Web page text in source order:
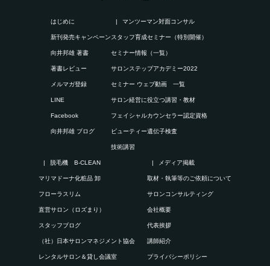
はじめに
新刊発売キャンペーン
向井邦雄 著書
著書レビュー
メルマガ登録
LINE
Facebook
向井邦雄 ブログ
マンツーマン対面コンサル
スタッフ育成セミナー（特別開催）
セミナー情報（一覧）
サロンステップアカデミー2022
セミナー ウェブ動画 一覧
サロン経営に役立つ講習・教材
フェイシャルカウンセラー認定資格
ビューティー遺伝子検査
技術講習
脱毛機 B-CLEAN
マリマドーナ化粧品 卸
フローラスリム
直営サロン（ロズまり）
スタッフブログ
（社）日本サロンマネジメント協会
レンタルサロン＆貸し会議室
メディア掲載
取材・執筆等のご依頼について
サロンコンサルティング
会社概要
代表挨拶
講師紹介
プライバシーポリシー